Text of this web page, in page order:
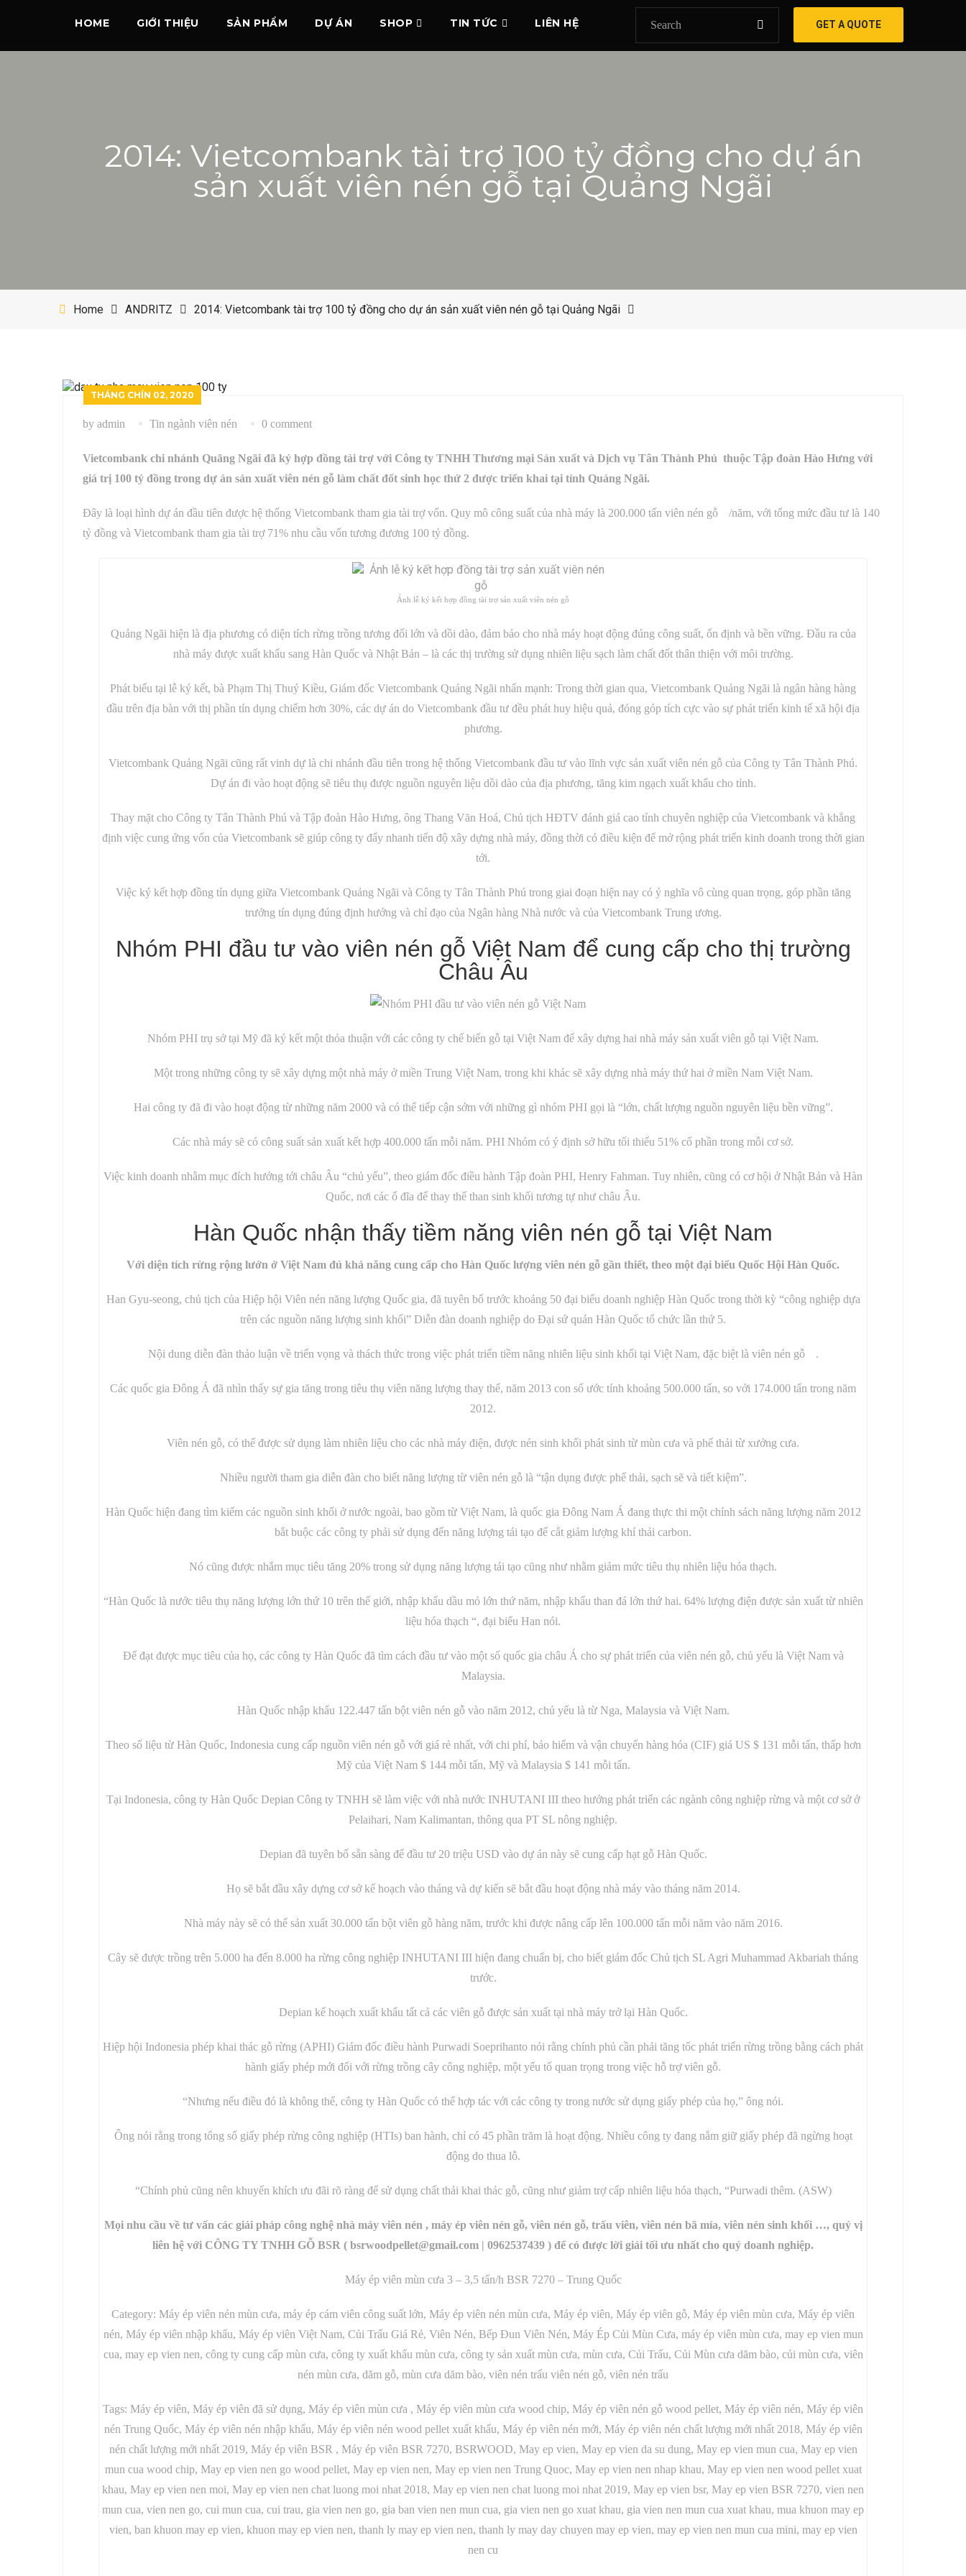
HOME GIỚI THIỆU SẢN PHẨM DỰ ÁN SHOP TIN TỨC LIÊN HỆ GET A QUOTE
2014: Vietcombank tài trợ 100 tỷ đồng cho dự án
sản xuất viên nén gỗ tại Quảng Ngãi
Home ANDRITZ 2014: Vietcombank tài trợ 100 tỷ đồng cho dự án sản xuất viên nén gỗ tại Quảng Ngãi
THÁNG CHÍN 02, 2020
by admin Tin ngành viên nén 0 comment
Vietcombank chi nhánh Quãng Ngãi đã ký hợp đồng tài trợ với Công ty TNHH Thương mại Sản xuất và Dịch vụ Tân Thành Phú thuộc Tập đoàn Hào Hưng với
giá trị 100 tỷ đồng trong dự án sản xuất viên nén gỗ làm chất đốt sinh học thứ 2 được triển khai tại tỉnh Quảng Ngãi.
Đây là loại hình dự án đầu tiên được hệ thống Vietcombank tham gia tài trợ vốn. Quy mô công suất của nhà máy là 200.000 tấn viên nén gỗ
/năm, với tổng mức đầu tư là 140
tỷ đồng và Vietcombank tham gia tài trợ 71% nhu cầu vốn tương đương 100 tỷ đồng.
Ảnh lễ ký kết hợp đồng tài trợ sản xuất viên nén gỗ
Quảng Ngãi hiện là địa phương có diện tích rừng trồng tương đối lớn và dồi dào, đảm bảo cho nhà máy hoạt động đúng công suất, ổn định và bền vững. Đầu ra của
nhà máy được xuất khẩu sang Hàn Quốc và Nhật Bản – là các thị trường sử dụng nhiên liệu sạch làm chất đốt thân thiện với môi trường.
Phát biểu tại lễ ký kết, bà Phạm Thị Thuý Kiều, Giám đốc Vietcombank Quảng Ngãi nhấn mạnh: Trong thời gian qua, Vietcombank Quảng Ngãi là ngân hàng hàng
đầu trên địa bàn với thị phần tín dụng chiếm hơn 30%, các dự án do Vietcombank đầu tư đều phát huy hiệu quả, đóng góp tích cực vào sự phát triển kinh tế xã hội địa
phương.
Vietcombank Quảng Ngãi cũng rất vinh dự là chi nhánh đầu tiên trong hệ thống Vietcombank đầu tư vào lĩnh vực sản xuất viên nén gỗ của Công ty Tân Thành Phú.
Dự án đi vào hoạt động sẽ tiêu thụ được nguồn nguyên liệu dồi dào của địa phương, tăng kim ngạch xuất khẩu cho tỉnh.
Thay mặt cho Công ty Tân Thành Phú và Tập đoàn Hào Hưng, ông Thang Văn Hoá, Chủ tịch HĐTV đánh giá cao tính chuyên nghiệp của Vietcombank và khẳng
định việc cung ứng vốn của Vietcombank sẽ giúp công ty đẩy nhanh tiến độ xây dựng nhà máy, đồng thời có điều kiện để mở rộng phát triển kinh doanh trong thời gian
tới.
Việc ký kết hợp đồng tín dụng giữa Vietcombank Quảng Ngãi và Công ty Tân Thành Phú trong giai đoạn hiện nay có ý nghĩa vô cùng quan trọng, góp phần tăng
trưởng tín dụng đúng định hướng và chỉ đạo của Ngân hàng Nhà nước và của Vietcombank Trung ương.
Nhóm PHI đầu tư vào viên nén gỗ Việt Nam để cung cấp cho thị trường
Châu Âu
Nhóm PHI trụ sở tại Mỹ đã ký kết một thỏa thuận với các công ty chế biến gỗ tại Việt Nam để xây dựng hai nhà máy sản xuất viên gỗ tại Việt Nam.
Một trong những công ty sẽ xây dựng một nhà máy ở miền Trung Việt Nam, trong khi khác sẽ xây dựng nhà máy thứ hai ở miền Nam Việt Nam.
Hai công ty đã đi vào hoạt động từ những năm 2000 và có thể tiếp cận sớm với những gì nhóm PHI gọi là “lớn, chất lượng nguồn nguyên liệu bền vững”.
Các nhà máy sẽ có công suất sản xuất kết hợp 400.000 tấn mỗi năm. PHI Nhóm có ý định sở hữu tối thiểu 51% cổ phần trong mỗi cơ sở.
Việc kinh doanh nhằm mục đích hướng tới châu Âu “chủ yếu”, theo giám đốc điều hành Tập đoàn PHI, Henry Fahman. Tuy nhiên, cũng có cơ hội ở Nhật Bản và Hàn
Quốc, nơi các ổ đĩa để thay thế than sinh khối tương tự như châu Âu.
Hàn Quốc nhận thấy tiềm năng viên nén gỗ tại Việt Nam
Với diện tích rừng rộng lướn ở Việt Nam đủ khả năng cung cấp cho Hàn Quốc lượng viên nén gỗ gần thiết, theo một đại biểu Quốc Hội Hàn Quốc.
Han Gyu-seong, chủ tịch của Hiệp hội Viên nén năng lượng Quốc gia, đã tuyên bố trước khoảng 50 đại biểu doanh nghiệp Hàn Quốc trong thời kỳ “công nghiệp dựa
trên các nguồn năng lượng sinh khối” Diễn đàn doanh nghiệp do Đại sứ quán Hàn Quốc tổ chức lần thứ 5.
Nội dung diễn đàn thảo luận về triển vọng và thách thức trong việc phát triển tiềm năng nhiên liệu sinh khối tại Việt Nam, đặc biệt là viên nén gỗ .
Các quốc gia Đông Á đã nhìn thấy sự gia tăng trong tiêu thụ viên năng lượng thay thế, năm 2013 con số ước tính khoảng 500.000 tấn, so với 174.000 tấn trong năm
2012.
Viên nén gỗ, có thể được sử dụng làm nhiên liệu cho các nhà máy điện, được nén sinh khối phát sinh từ mùn cưa và phế thải từ xưởng cưa.
Nhiều người tham gia diễn đàn cho biết năng lượng từ viên nén gỗ là “tận dụng được phế thải, sạch sẽ và tiết kiệm”.
Hàn Quốc hiện đang tìm kiếm các nguồn sinh khối ở nước ngoài, bao gồm từ Việt Nam, là quốc gia Đông Nam Á đang thực thi một chính sách năng lượng năm 2012
bắt buộc các công ty phải sử dụng đến năng lượng tái tạo để cắt giảm lượng khí thải carbon.
Nó cũng được nhắm mục tiêu tăng 20% trong sử dụng năng lượng tái tạo cũng như nhằm giảm mức tiêu thụ nhiên liệu hóa thạch.
“Hàn Quốc là nước tiêu thụ năng lượng lớn thứ 10 trên thế giới, nhập khẩu dầu mỏ lớn thứ năm, nhập khẩu than đá lớn thứ hai. 64% lượng điện được sản xuất từ ​​nhiên
liệu hóa thạch “, đại biểu Han nói.
Để đạt được mục tiêu của họ, các công ty Hàn Quốc đã tìm cách đầu tư vào một số quốc gia châu Á cho sự phát triển của viên nén gỗ, chủ yếu là Việt Nam và
Malaysia.
Hàn Quốc nhập khẩu 122.447 tấn bột viên nén gỗ vào năm 2012, chủ yếu là từ Nga, Malaysia và Việt Nam.
Theo số liệu từ Hàn Quốc, Indonesia cung cấp nguồn viên nén gỗ với giá rẻ nhất, với chi phí, bảo hiểm và vận chuyển hàng hóa (CIF) giá US $ 131 mỗi tấn, thấp hơn
Mỹ của Việt Nam $ 144 mỗi tấn, Mỹ và Malaysia $ 141 mỗi tấn.
Tại Indonesia, công ty Hàn Quốc Depian Công ty TNHH sẽ làm việc với nhà nước INHUTANI III theo hướng phát triển các ngành công nghiệp rừng và một cơ sở ở
Pelaihari, Nam Kalimantan, thông qua PT SL nông nghiệp.
Depian đã tuyên bố sẵn sàng để đầu tư 20 triệu USD vào dự án này sẽ cung cấp hạt gỗ Hàn Quốc.
Họ sẽ bắt đầu xây dựng cơ sở kế hoạch vào tháng và dự kiến ​​sẽ bắt đầu hoạt động nhà máy vào tháng năm 2014.
Nhà máy này sẽ có thể sản xuất 30.000 tấn bột viên gỗ hàng năm, trước khi được nâng cấp lên 100.000 tấn mỗi năm vào năm 2016.
Cây sẽ được trồng trên 5.000 ha đến 8.000 ha rừng công nghiệp INHUTANI III hiện đang chuẩn bị, cho biết giám đốc Chủ tịch SL Agri Muhammad Akbariah tháng
trước.
Depian kế hoạch xuất khẩu tất cả các viên gỗ được sản xuất tại nhà máy trở lại Hàn Quốc.
Hiệp hội Indonesia phép khai thác gỗ rừng (APHI) Giám đốc điều hành Purwadi Soeprihanto nói rằng chính phủ cần phải tăng tốc phát triển rừng trồng bằng cách phát
hành giấy phép mới đối với rừng trồng cây công nghiệp, một yếu tố quan trọng trong việc hỗ trợ viên gỗ.
“Nhưng nếu điều đó là không thể, công ty Hàn Quốc có thể hợp tác với các công ty trong nước sử dụng giấy phép của họ,” ông nói.
Ông nói rằng trong tổng số giấy phép rừng công nghiệp (HTIs) ban hành, chỉ có 45 phần trăm là hoạt động. Nhiều công ty đang nắm giữ giấy phép đã ngừng hoạt
động do thua lỗ.
“Chính phủ cũng nên khuyến khích ưu đãi rõ ràng để sử dụng chất thải khai thác gỗ, cũng như giảm trợ cấp nhiên liệu hóa thạch, “Purwadi thêm. (ASW)
Mọi nhu cầu về tư vấn các giải pháp công nghệ nhà máy viên nén , máy ép viên nén gỗ, viên nén gỗ, trấu viên, viên nén bã mía, viên nén sinh khối …, quý vị
liên hệ với CÔNG TY TNHH GỖ BSR ( bsrwoodpellet@gmail.com | 0962537439 ) để có được lời giải tối ưu nhất cho quý doanh nghiệp.
Máy ép viên mùn cưa 3 – 3,5 tấn/h BSR 7270 – Trung Quốc
Category: Máy ép viên nén mùn cưa, máy ép cám viên công suất lớn, Máy ép viên nén mùn cưa, Máy ép viên, Máy ép viên gỗ, Máy ép viên mùn cưa, Máy ép viên
nén, Máy ép viên nhập khẩu, Máy ép viên Việt Nam, Củi Trấu Giá Rẻ, Viên Nén, Bếp Đun Viên Nén, Máy Ép Củi Mùn Cưa, máy ép viên mùn cưa, may ep vien mun
cua, may ep vien nen, công ty cung cấp mùn cưa, công ty xuất khẩu mùn cưa, công ty sản xuất mùn cưa, mùn cưa, Củi Trấu, Củi Mùn cưa dăm bào, củi mùn cưa, viên
nén mùn cưa, dăm gỗ, mùn cưa dăm bào, viên nén trấu viên nén gỗ, viên nén trấu
Tags: Máy ép viên, Máy ép viên đã sử dụng, Máy ép viên mùn cưa , Máy ép viên mùn cưa wood chip, Máy ép viên nén gỗ wood pellet, Máy ép viên nén, Máy ép viên
nén Trung Quốc, Máy ép viên nén nhập khẩu, Máy ép viên nén wood pellet xuất khẩu, Máy ép viên nén mới, Máy ép viên nén chất lượng mới nhất 2018, Máy ép viên
nén chất lượng mới nhất 2019, Máy ép viên BSR , Máy ép viên BSR 7270, BSRWOOD, May ep vien, May ep vien da su dung, May ep vien mun cua, May ep vien
mun cua wood chip, May ep vien nen go wood pellet, May ep vien nen, May ep vien nen Trung Quoc, May ep vien nen nhap khau, May ep vien nen wood pellet xuat
khau, May ep vien nen moi, May ep vien nen chat luong moi nhat 2018, May ep vien nen chat luong moi nhat 2019, May ep vien bsr, May ep vien BSR 7270, vien nen
mun cua, vien nen go, cui mun cua, cui trau, gia vien nen go, gia ban vien nen mun cua, gia vien nen go xuat khau, gia vien nen mun cua xuat khau, mua khuon may ep
vien, ban khuon may ep vien, khuon may ep vien nen, thanh ly may ep vien nen, thanh ly may day chuyen may ep vien, may ep vien nen mun cua mini, may ep vien
nen cu